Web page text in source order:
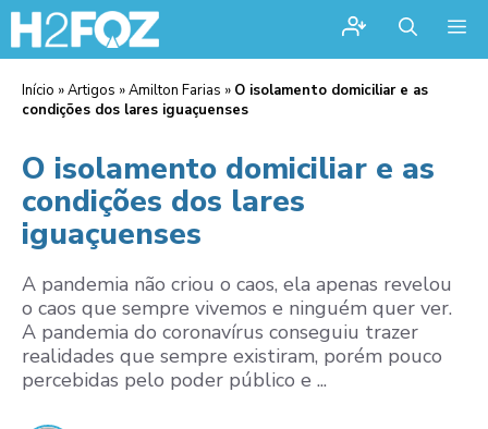
Início »Artigos »Amilton Farias » O isolamento domiciliar e as
condições dos lares iguaçuenses
O isolamento domiciliar e as
condições dos lares
iguaçuenses
A pandemia não criou o caos, ela apenas revelou
o caos que sempre vivemos e ninguém quer ver.
A pandemia do coronavírus conseguiu trazer
realidades que sempre existiram, porém pouco
percebidas pelo poder público e ...